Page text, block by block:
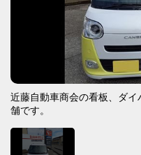
近藤自動車商会の看板、ダ
舗です。